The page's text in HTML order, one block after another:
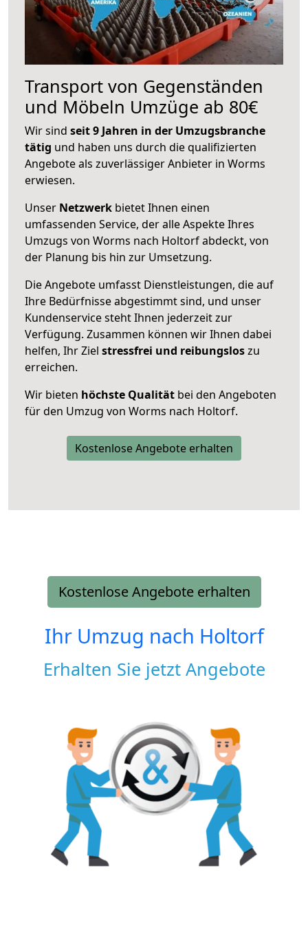
Transport von Gegenständen
und Möbeln Umzüge ab 80€
Wir sind seit 9 Jahren in der Umzugsbranche
tätig und haben uns durch die qualifizierten
Angebote als zuverlässiger Anbieter in Worms
erwiesen.
Unser Netzwerk bietet Ihnen einen
umfassenden Service, der alle Aspekte Ihres
Umzugs von Worms nach Holtorf abdeckt, von
der Planung bis hin zur Umsetzung.
Die Angebote umfasst Dienstleistungen, die auf
Ihre Bedürfnisse abgestimmt sind, und unser
Kundenservice steht Ihnen jederzeit zur
Verfügung. Zusammen können wir Ihnen dabei
helfen, Ihr Ziel stressfrei und reibungsloszu
erreichen.
Wir bieten höchste Qualität bei den Angeboten
für den Umzug von Worms nach Holtorf.
Kostenlose Angebote erhalten
Kostenlose Angebote erhalten
Ihr Umzug nach Holtorf
Erhalten Sie jetzt Angebote